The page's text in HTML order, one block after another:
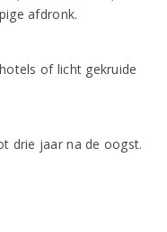
afdronk.
of licht gekruide
drie jaar na de oogst.